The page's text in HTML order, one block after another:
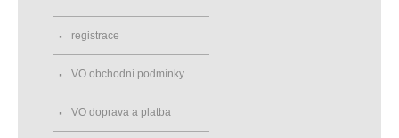
registrace
VO obchodní podmínky
VO doprava a platba